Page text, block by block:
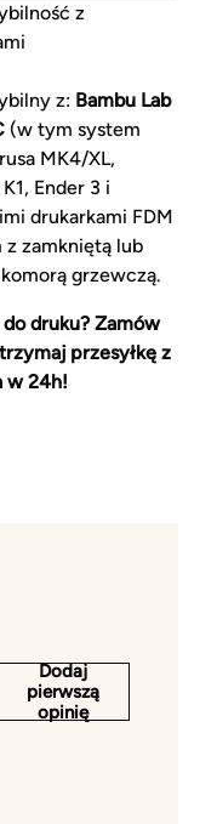
z
z: Bambu Lab
(w tym system
MK4/XL,
Ender 3 i
drukarkami FDM
z zamkniętą lub
grzewczą.
druku? Zamów
przesyłkę z
w 24h!
Dodaj
pierwszą
opinię